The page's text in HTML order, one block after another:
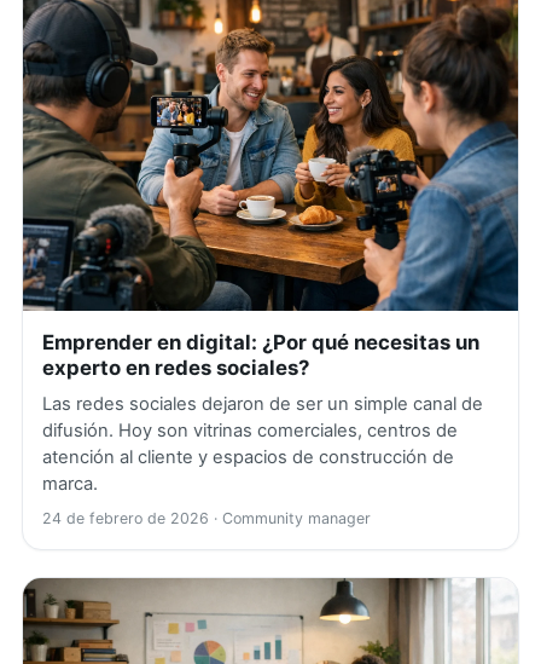
Emprender en digital: ¿Por qué necesitas un
experto en redes sociales?
Las redes sociales dejaron de ser un simple canal de
difusión. Hoy son vitrinas comerciales, centros de
atención al cliente y espacios de construcción de
marca.
24 de febrero de 2026 · Community manager